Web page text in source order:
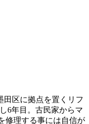
区に拠点を置くリフ
6年目。古民家からマ
修理する事には自信が